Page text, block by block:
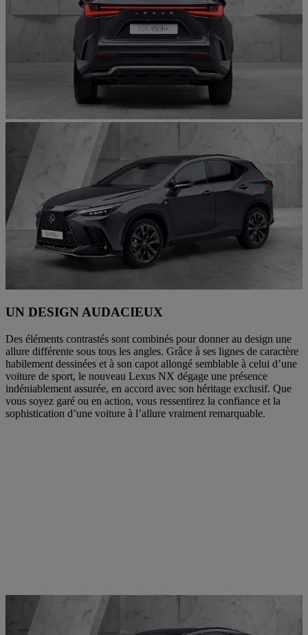
UN DESIGN AUDACIEUX
Des éléments contrastés sont combinés pour donner au design une
allure différente sous tous les angles. Grâce à ses lignes de caractère
habilement dessinées et à son capot allongé semblable à celui d’une
voiture de sport, le nouveau Lexus NX dégage une présence
indéniablement assurée, en accord avec son héritage exclusif. Que
vous soyez garé ou en action, vous ressentirez la confiance et la
sophistication d’une voiture à l’allure vraiment remarquable.